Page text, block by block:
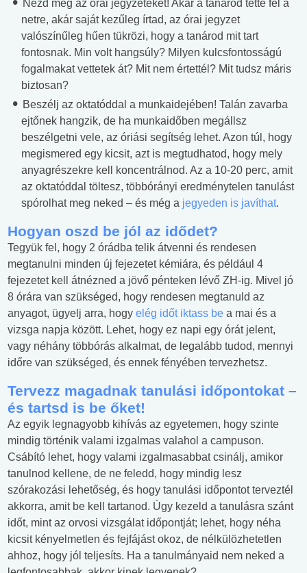
Nézd meg az órai jegyzeteket! Akár a tanárod tette fel a
netre, akár saját kezűleg írtad, az órai jegyzet
valószínűleg hűen tükrözi, hogy a tanárod mit tart
fontosnak. Min volt hangsúly? Milyen kulcsfontosságú
fogalmakat vettetek át? Mit nem értettél? Mit tudsz máris
biztosan?
Beszélj az oktatóddal a munkaidejében! Talán zavarba
ejtőnek hangzik, de ha munkaidőben megállsz
beszélgetni vele, az óriási segítség lehet. Azon túl, hogy
megismered egy kicsit, azt is megtudhatod, hogy mely
anyagrészekre kell koncentrálnod. Az a 10-20 perc, amit
az oktatóddal töltesz, többórányi eredménytelen tanulást
spórolhat meg neked – és még a jegyeden is javíthat.
Hogyan oszd be jól az idődet?
Tegyük fel, hogy 2 órádba telik átvenni és rendesen
megtanulni minden új fejezetet kémiára, és például 4
fejezetet kell átnézned a jövő pénteken lévő ZH-ig. Mivel jó
8 órára van szükséged, hogy rendesen megtanuld az
anyagot, ügyelj arra, hogy elég időt iktass be a mai és a
vizsga napja között. Lehet, hogy ez napi egy órát jelent,
vagy néhány többórás alkalmat, de legalább tudod, mennyi
időre van szükséged, és ennek fényében tervezhetsz.
Tervezz magadnak tanulási időpontokat –
és tartsd is be őket!
Az egyik legnagyobb kihívás az egyetemen, hogy szinte
mindig történik valami izgalmas valahol a campuson.
Csábító lehet, hogy valami izgalmasabbat csinálj, amikor
tanulnod kellene, de ne feledd, hogy mindig lesz
szórakozási lehetőség, és hogy tanulási időpontot terveztél
akkorra, amit be kell tartanod. Úgy kezeld a tanulásra szánt
időt, mint az orvosi vizsgálat időpontját; lehet, hogy néha
kicsit kényelmetlen és fejfájást okoz, de nélkülözhetetlen
ahhoz, hogy jól teljesíts. Ha a tanulmányaid nem neked a